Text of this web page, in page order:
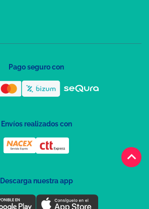
keyboard_arrow_up
Pago seguro con
Envíos realizados con
Descarga nuestra app